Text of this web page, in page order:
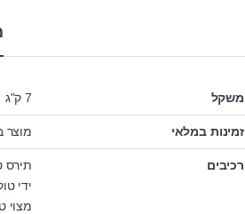
משקל 7 ק"ג
זמינות במלאי מוצר
רכיבים
תירס
מצוי